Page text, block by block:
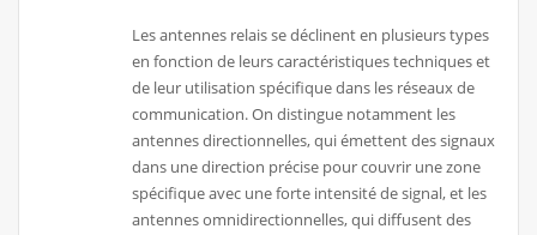
Les antennes relais se déclinent en plusieurs types
en fonction de leurs caractéristiques techniques et
de leur utilisation spécifique dans les réseaux de
communication. On distingue notamment les
antennes directionnelles, qui émettent des signaux
dans une direction précise pour couvrir une zone
spécifique avec une forte intensité de signal, et les
antennes omnidirectionnelles, qui diffusent des